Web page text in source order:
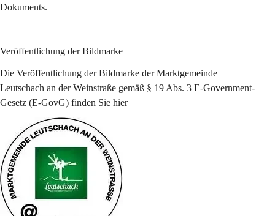
Dokuments.
Veröffentlichung der Bildmarke
Die Veröffentlichung der Bildmarke der Marktgemeinde
Leutschach an der Weinstraße gemäß § 19 Abs. 3 E-Government-
Gesetz (E-GovG) finden Sie hier